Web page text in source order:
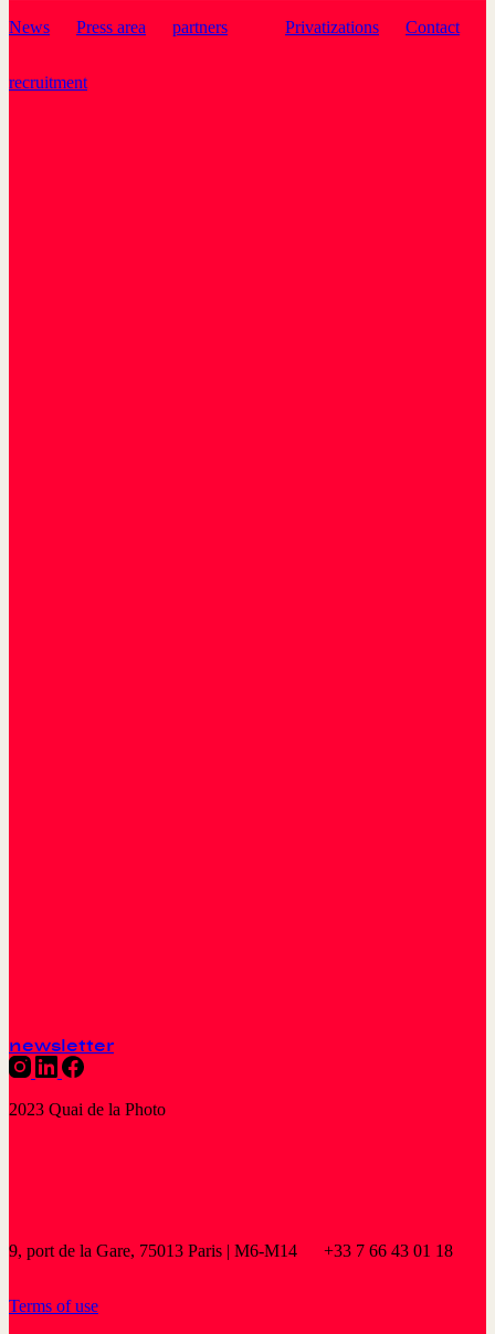
News Press area partners Privatizations Contact
recruitment
newsletter
2023 Quai de la Photo
9, port de la Gare, 75013 Paris | M6-M14 +33 7 66 43 01 18
Terms of use